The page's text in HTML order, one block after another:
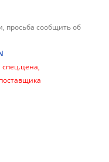
просьба сообщить об
спец.цена,